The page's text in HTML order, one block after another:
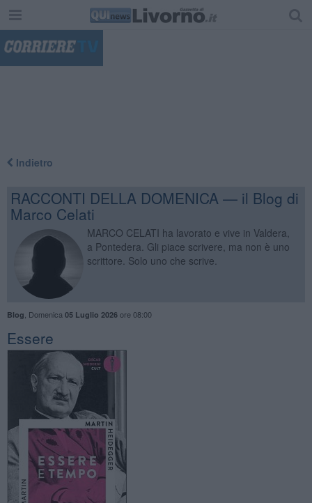
Indietro
RACCONTI DELLA DOMENICA — il Blog di
Marco Celati
MARCO CELATI ha lavorato e vive in Valdera,
a Pontedera. Gli piace scrivere, ma non è uno
scrittore. Solo uno che scrive.
Blog Domenica 05 Luglio 2026ore 08:00
Essere